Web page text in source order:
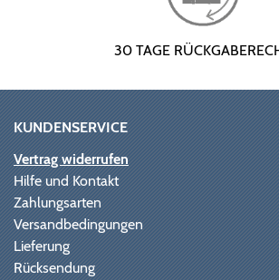
30 TAGE
KUNDENSERVICE
Vertrag widerrufen
Hilfe und Kontakt
Zahlungsarten
Versandbedingungen
Lieferung
Rücksendung